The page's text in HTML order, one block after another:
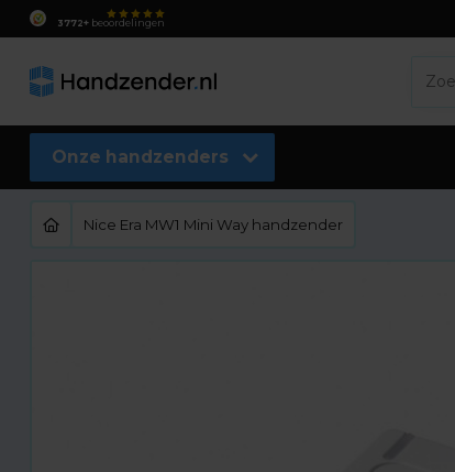
3772+ beoordelingen
Onze handzenders
Nice Era MW1 Mini Way handzender